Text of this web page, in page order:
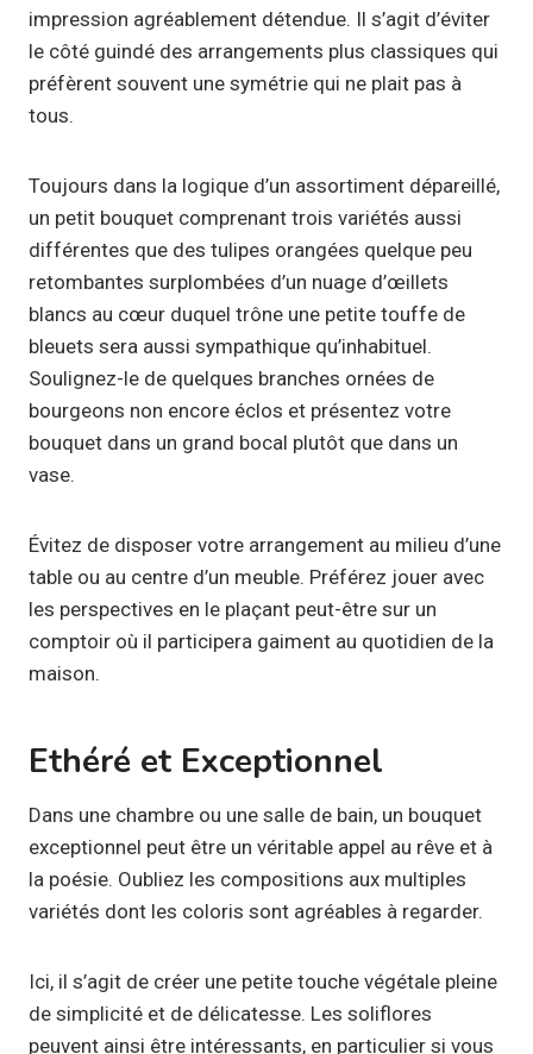
impression agréablement détendue. Il s’agit d’éviter
le côté guindé des arrangements plus classiques qui
préfèrent souvent une symétrie qui ne plait pas à
tous.
Toujours dans la logique d’un assortiment dépareillé,
un petit bouquet comprenant trois variétés aussi
différentes que des tulipes orangées quelque peu
retombantes surplombées d’un nuage d’œillets
blancs au cœur duquel trône une petite touffe de
bleuets sera aussi sympathique qu’inhabituel.
Soulignez-le de quelques branches ornées de
bourgeons non encore éclos et présentez votre
bouquet dans un grand bocal plutôt que dans un
vase.
Évitez de disposer votre arrangement au milieu d’une
table ou au centre d’un meuble. Préférez jouer avec
les perspectives en le plaçant peut-être sur un
comptoir où il participera gaiment au quotidien de la
maison.
Ethéré et Exceptionnel
Dans une chambre ou une salle de bain, un bouquet
exceptionnel peut être un véritable appel au rêve et à
la poésie. Oubliez les compositions aux multiples
variétés dont les coloris sont agréables à regarder.
Ici, il s’agit de créer une petite touche végétale pleine
de simplicité et de délicatesse. Les soliflores
peuvent ainsi être intéressants, en particulier si vous